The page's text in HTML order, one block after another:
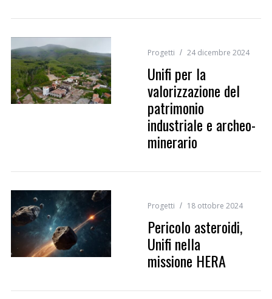
Progetti 24 dicembre 2024
Unifi per la
valorizzazione del
patrimonio
industriale e archeo-
minerario
Progetti 18 ottobre 2024
Pericolo asteroidi,
Unifi nella
missione HERA